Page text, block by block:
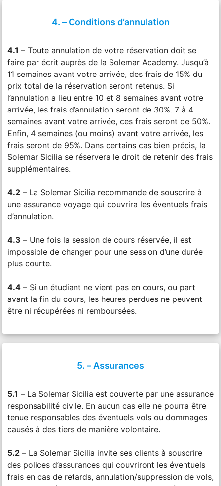
4. – Conditions d’annulation
4.1 – Toute annulation de votre réservation doit se
faire par écrit auprès de la Solemar Academy. Jusqu’à
11 semaines avant votre arrivée, des frais de 15% du
prix total de la réservation seront retenus. Si
l’annulation a lieu entre 10 et 8 semaines avant votre
arrivée, les frais d’annulation seront de 30%. 7 à 4
semaines avant votre arrivée, ces frais seront de 50%.
Enfin, 4 semaines (ou moins) avant votre arrivée, les
frais seront de 95%. Dans certains cas bien précis, la
Solemar Sicilia se réservera le droit de retenir des frais
supplémentaires.
4.2 – La Solemar Sicilia recommande de souscrire à
une assurance voyage qui couvrira les éventuels frais
d’annulation.
4.3 – Une fois la session de cours réservée, il est
impossible de changer pour une session d’une durée
plus courte.
4.4 – Si un étudiant ne vient pas en cours, ou part
avant la fin du cours, les heures perdues ne peuvent
être ni récupérées ni remboursées.
5. – Assurances
5.1 – La Solemar Sicilia est couverte par une assurance
responsabilité civile. En aucun cas elle ne pourra être
tenue responsables des éventuels vols ou dommages
causés à des tiers de manière volontaire.
5.2 – La Solemar Sicilia invite ses clients à souscrire
des polices d’assurances qui couvriront les éventuels
frais en cas de retards, annulation/suppression de vols,